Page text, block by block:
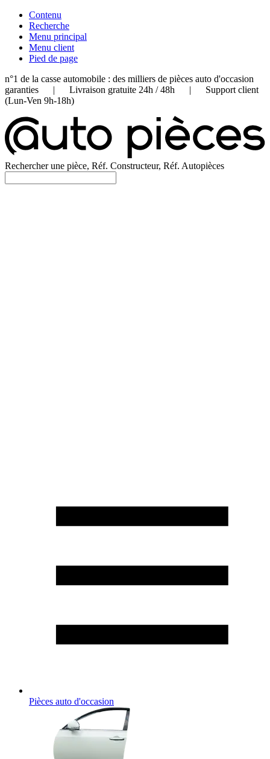
Contenu
Recherche
Menu principal
Menu client
Pied de page
n°1 de la casse automobile : des milliers de pièces auto d'occasion
garanties | Livraison gratuite 24h / 48h | Support client
(Lun-Ven 9h-18h)
Rechercher une pièce, Réf. Constructeur, Réf. Autopièces
Pièces auto d'occasion